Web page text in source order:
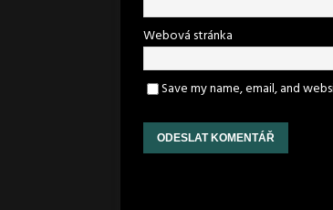
Webová stránka
Save my name, email, and